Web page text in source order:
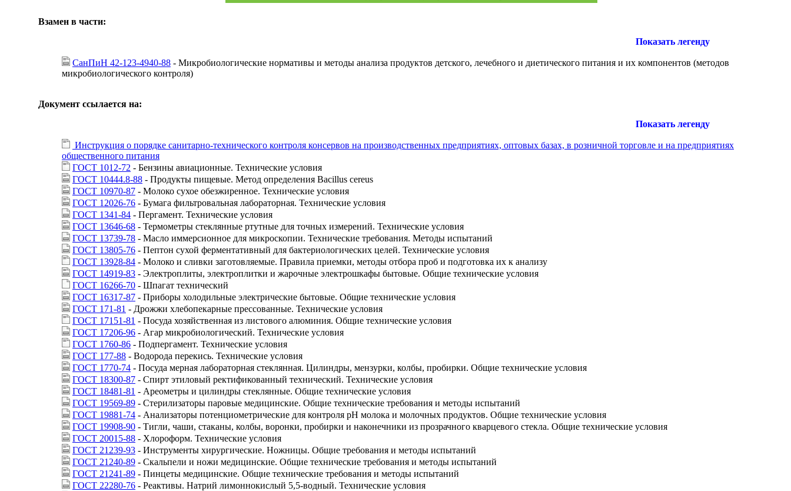
Взамен в части:
Показать легенду
СанПиН 42-123-4940-88 - Микробиологические нормативы и методы анализа продуктов детского, лечебного и диетического питания и их компонентов (методов
микробиологического контроля)
Документ ссылается на:
Показать легенду
Инструкция о порядке санитарно-технического контроля консервов на производственных предприятиях, оптовых базах, в розничной торговле и на предприятиях
общественного питания
ГОСТ 1012-72 - Бензины авиационные. Технические условия
ГОСТ 10444.8-88 - Продукты пищевые. Метод определения Bacillus cereus
ГОСТ 10970-87 - Молоко сухое обезжиренное. Технические условия
ГОСТ 12026-76 - Бумага фильтровальная лабораторная. Технические условия
ГОСТ 1341-84 - Пергамент. Технические условия
ГОСТ 13646-68 - Термометры стеклянные ртутные для точных измерений. Технические условия
ГОСТ 13739-78 - Масло иммерсионное для микроскопии. Технические требования. Методы испытаний
ГОСТ 13805-76 - Пептон сухой ферментативный для бактериологических целей. Технические условия
ГОСТ 13928-84 - Молоко и сливки заготовляемые. Правила приемки, методы отбора проб и подготовка их к анализу
ГОСТ 14919-83 - Электроплиты, электроплитки и жарочные электрошкафы бытовые. Общие технические условия
ГОСТ 16266-70 - Шпагат технический
ГОСТ 16317-87 - Приборы холодильные электрические бытовые. Общие технические условия
ГОСТ 171-81 - Дрожжи хлебопекарные прессованные. Технические условия
ГОСТ 17151-81 - Посуда хозяйственная из листового алюминия. Общие технические условия
ГОСТ 17206-96 - Агар микробиологический. Технические условия
ГОСТ 1760-86 - Подпергамент. Технические условия
ГОСТ 177-88 - Водорода перекись. Технические условия
ГОСТ 1770-74 - Посуда мерная лабораторная стеклянная. Цилиндры, мензурки, колбы, пробирки. Общие технические условия
ГОСТ 18300-87 - Спирт этиловый ректификованный технический. Технические условия
ГОСТ 18481-81 - Ареометры и цилиндры стеклянные. Общие технические условия
ГОСТ 19569-89 - Стерилизаторы паровые медицинские. Общие технические требования и методы испытаний
ГОСТ 19881-74 - Анализаторы потенциометрические для контроля рН молока и молочных продуктов. Общие технические условия
ГОСТ 19908-90 - Тигли, чаши, стаканы, колбы, воронки, пробирки и наконечники из прозрачного кварцевого стекла. Общие технические условия
ГОСТ 20015-88 - Хлороформ. Технические условия
ГОСТ 21239-93 - Инструменты хирургические. Ножницы. Общие требования и методы испытаний
ГОСТ 21240-89 - Скальпели и ножи медицинские. Общие технические требования и методы испытаний
ГОСТ 21241-89 - Пинцеты медицинские. Общие технические требования и методы испытаний
ГОСТ 22280-76 - Реактивы. Натрий лимоннокислый 5,5-водный. Технические условия